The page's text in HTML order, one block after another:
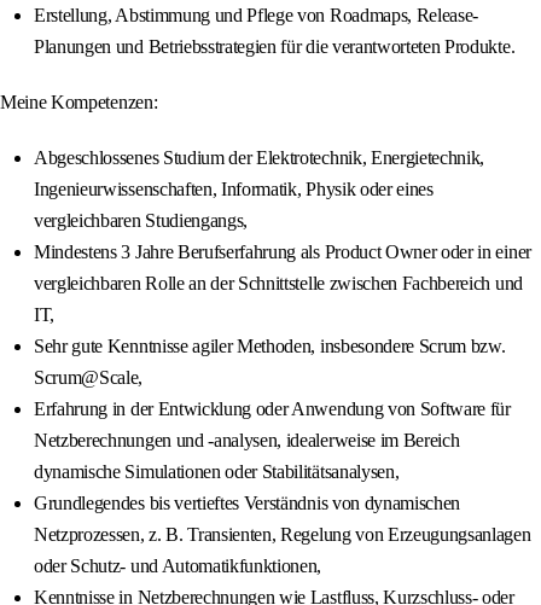
Erstellung, Abstimmung und Pflege von Roadmaps, Release-
Planungen und Betriebsstrategien für die verantworteten Produkte.
Meine Kompetenzen:
Abgeschlossenes Studium der Elektrotechnik, Energietechnik,
Ingenieurwissenschaften, Informatik, Physik oder eines
vergleichbaren Studiengangs,
Mindestens 3 Jahre Berufserfahrung als Product Owner oder in einer
vergleichbaren Rolle an der Schnittstelle zwischen Fachbereich und
IT,
Sehr gute Kenntnisse agiler Methoden, insbesondere Scrum bzw.
Scrum@Scale,
Erfahrung in der Entwicklung oder Anwendung von Software für
Netzberechnungen und -analysen, idealerweise im Bereich
dynamische Simulationen oder Stabilitätsanalysen,
Grundlegendes bis vertieftes Verständnis von dynamischen
Netzprozessen, z. B. Transienten, Regelung von Erzeugungsanlagen
oder Schutz- und Automatikfunktionen,
Kenntnisse in Netzberechnungen wie Lastfluss, Kurzschluss- oder